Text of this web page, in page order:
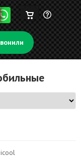
Задать
вопрос
Корзина
пуста